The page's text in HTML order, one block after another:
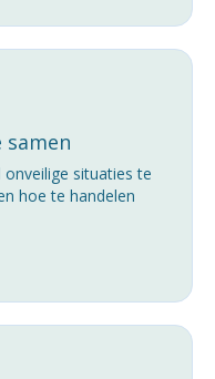
samen
situaties te
hoe te handelen